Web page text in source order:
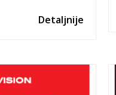
Detaljnije